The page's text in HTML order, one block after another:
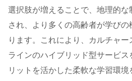
選択肢が増えることで、地理的
され、より多くの高齢者が学び
ります。これにより、カルチャ
ラインのハイブリッド型サービス
リットを活かした柔軟な学習環